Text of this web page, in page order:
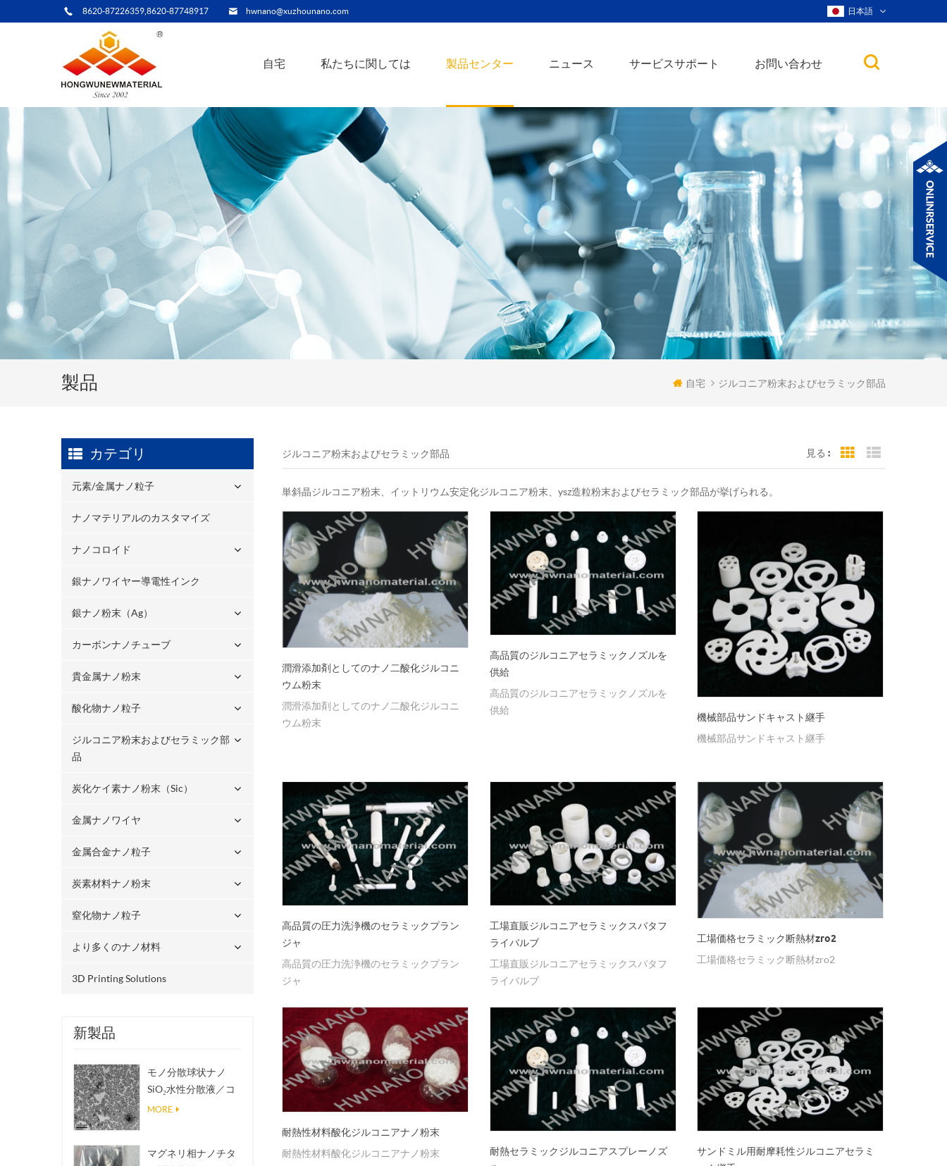
8620-87226359,8620-87748917 hwnano@xuzhounano.com 日本語
自宅 私たちに関しては 製品センター ニュース サービスサポート お問い合わせ
製品 自宅 ジルコニア粉末およびセラミック部品
カテゴリ
元素/金属ナノ粒子
ナノマテリアルのカスタマイズ
ナノコロイド
銀ナノワイヤー導電性インク
銀ナノ粉末（ag）
カーボンナノチューブ
貴金属ナノ粉末
酸化物ナノ粒子
ジルコニア粉末およびセラミック部
品
炭化ケイ素ナノ粉末（sic）
金属ナノワイヤ
金属合金ナノ粒子
炭素材料ナノ粉末
窒化物ナノ粒子
より多くのナノ材料
3D Printing Solutions
新製品
モノ分散球状ナノ
SiO₂水性分散液／コ
ロイド
MORE
マグネリ相ナノチタ
ジルコニア粉末およびセラミック部品 見る : Grid View
単斜晶ジルコニア粉末、イットリウム安定化ジルコニア粉末、ysz造粒粉末およびセラミック部品が挙げられる。
潤滑添加剤としてのナノ二酸化ジルコニ
ウム粉末
潤滑添加剤としてのナノ二酸化ジルコニ
ウム粉末
高品質のジルコニアセラミックノズルを
供給
高品質のジルコニアセラミックノズルを
供給
機械部品サンドキャスト継手
機械部品サンドキャスト継手
高品質の圧力洗浄機のセラミックプラン
ジャ
高品質の圧力洗浄機のセラミックプラン
ジャ
工場直販ジルコニアセラミックスバタフ
ライバルブ
工場直販ジルコニアセラミックスバタフ
ライバルブ
工場価格セラミック断熱材zro2
工場価格セラミック断熱材zro2
耐熱性材料酸化ジルコニアナノ粉末
耐熱性材料酸化ジルコニアナノ粉末
耐熱セラミックジルコニアスプレーノズ
サンドミル用耐摩耗性ジルコニアセラミ